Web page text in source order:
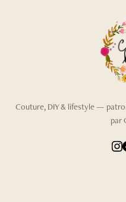
Couture, DIY & lifestyle —
par